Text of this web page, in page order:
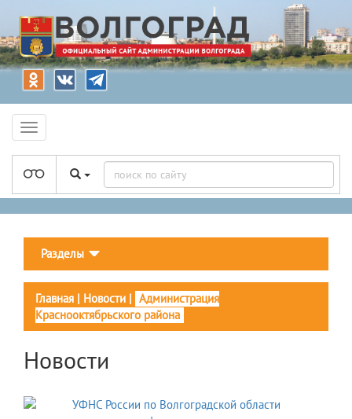
Разделы
Главная | Новости | Администрация
Краснооктябрьского района
Новости